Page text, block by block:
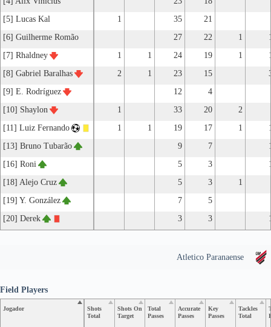
[5] Lucas Kal
1 35
21
[6] Guilherme Romão
27 22 1
[7] Rhaldney
1 1 24 19 1
[8] Gabriel Baralhas
2 1 23 15
[9] E. Rodríguez
12
4
[10] Shaylon
1 33 20
2
[11] Luiz Fernando
1 1 19 17 1
[13] Bruno Tubarão
9 7
[16] Roni
5 3
[18] Alejo Cruz
5 3
1
[19] Y. González
7
5
[20] Derek
3 3
Atletico Paranaense
Jogador
Shots
Total
Shots On
Target
Total
Passes
Accurate
Passes
Key
Passes
Tackles
Total
Field Players